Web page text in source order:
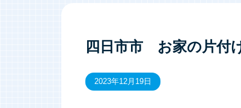
四日市市 お家の片付
2023年12月19日